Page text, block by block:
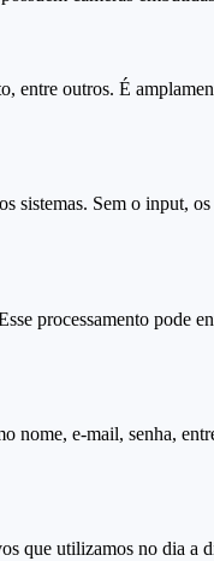
entre outros. É
Sem o input, os
processamento pode
e-mail, senha,
que utilizamos no dia